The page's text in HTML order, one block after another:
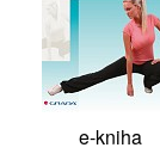
e-kniha